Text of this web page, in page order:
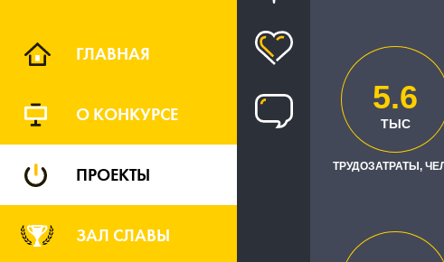
ГЛАВНАЯ
О КОНКУРСЕ
ПРОЕКТЫ
ЗАЛ СЛАВЫ
РЕГИОН Южный
5.6
ТЫС
ТРУДОЗАТРАТЫ,
ООО